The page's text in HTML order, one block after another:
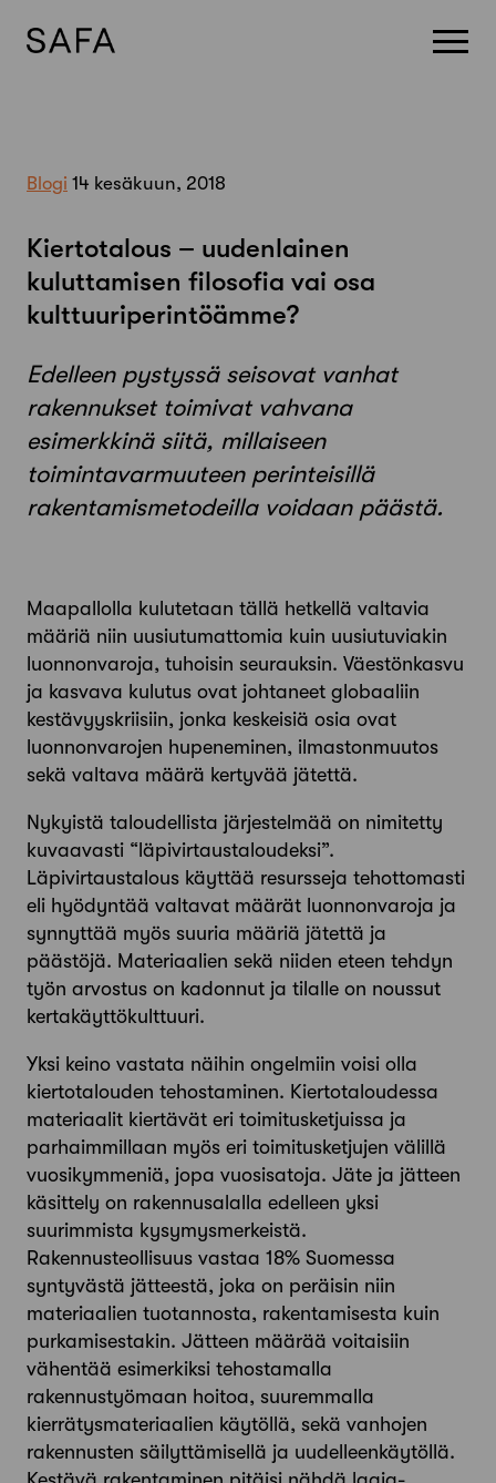
Blogi 14 kesäkuun, 2018
Kiertotalous – uudenlainen
kuluttamisen filosofia vai osa
kulttuuriperintöämme?
Edelleen pystyssä seisovat vanhat
rakennukset toimivat vahvana
esimerkkinä siitä, millaiseen
toimintavarmuuteen perinteisillä
rakentamismetodeilla voidaan päästä.
Maapallolla kulutetaan tällä hetkellä valtavia
määriä niin uusiutumattomia kuin uusiutuviakin
luonnonvaroja, tuhoisin seurauksin. Väestönkasvu
ja kasvava kulutus ovat johtaneet globaaliin
kestävyyskriisiin, jonka keskeisiä osia ovat
luonnonvarojen hupeneminen, ilmastonmuutos
sekä valtava määrä kertyvää jätettä.
Nykyistä taloudellista järjestelmää on nimitetty
kuvaavasti “läpivirtaustaloudeksi”.
Läpivirtaustalous käyttää resursseja tehottomasti
eli hyödyntää valtavat määrät luonnonvaroja ja
synnyttää myös suuria määriä jätettä ja
päästöjä. Materiaalien sekä niiden eteen tehdyn
työn arvostus on kadonnut ja tilalle on noussut
kertakäyttökulttuuri.
Yksi keino vastata näihin ongelmiin voisi olla
kiertotalouden tehostaminen. Kiertotaloudessa
materiaalit kiertävät eri toimitusketjuissa ja
parhaimmillaan myös eri toimitusketjujen välillä
vuosikymmeniä, jopa vuosisatoja. Jäte ja jätteen
käsittely on rakennusalalla edelleen yksi
suurimmista kysymysmerkeistä.
Rakennusteollisuus vastaa 18% Suomessa
syntyvästä jätteestä, joka on peräisin niin
materiaalien tuotannosta, rakentamisesta kuin
purkamisestakin. Jätteen määrää voitaisiin
vähentää esimerkiksi tehostamalla
rakennustyömaan hoitoa, suuremmalla
kierrätysmateriaalien käytöllä, sekä vanhojen
rakennusten säilyttämisellä ja uudelleenkäytöllä.